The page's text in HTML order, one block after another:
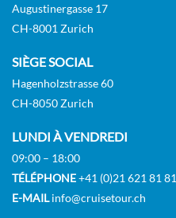
Augustinergasse 17
CH-8001 Zurich
SIÈGE SOCIAL
Hagenholzstrasse 60
CH-8050 Zurich
LUNDI À VENDREDI
09:00 – 18:00
TÉLÉPHONE+41 (0)21 621 81 81
E-MAILinfo@cruisetour.ch